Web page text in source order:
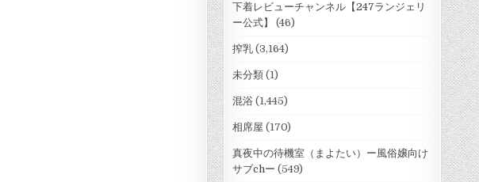
下着レビューチャンネル【247ランジェリ
ー公式】
(46)
搾乳(3,164)
未分類(1)
混浴(1,445)
相席屋 (170)
真夜中の待機室（まよたい）ー風俗嬢向け
サブchー (549)